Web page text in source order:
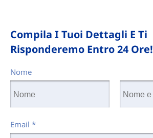
Compila I Tuoi Dettagli E Ti
Risponderemo Entro 24 Ore!
Nome
Email *